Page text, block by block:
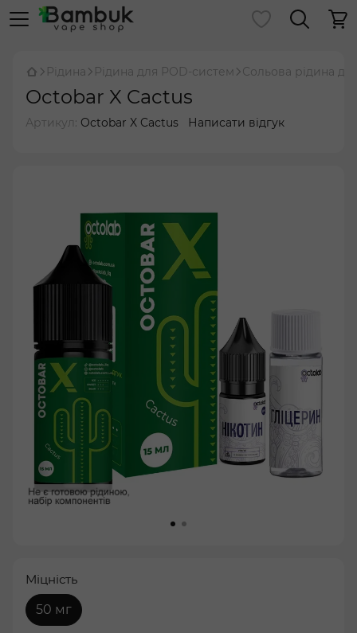
Рідина Рідина для POD-систем Сольова рідина
Octobar X Cactus
Артикул: Octobar X Cactus Написати відгук
Міцність
50 мг